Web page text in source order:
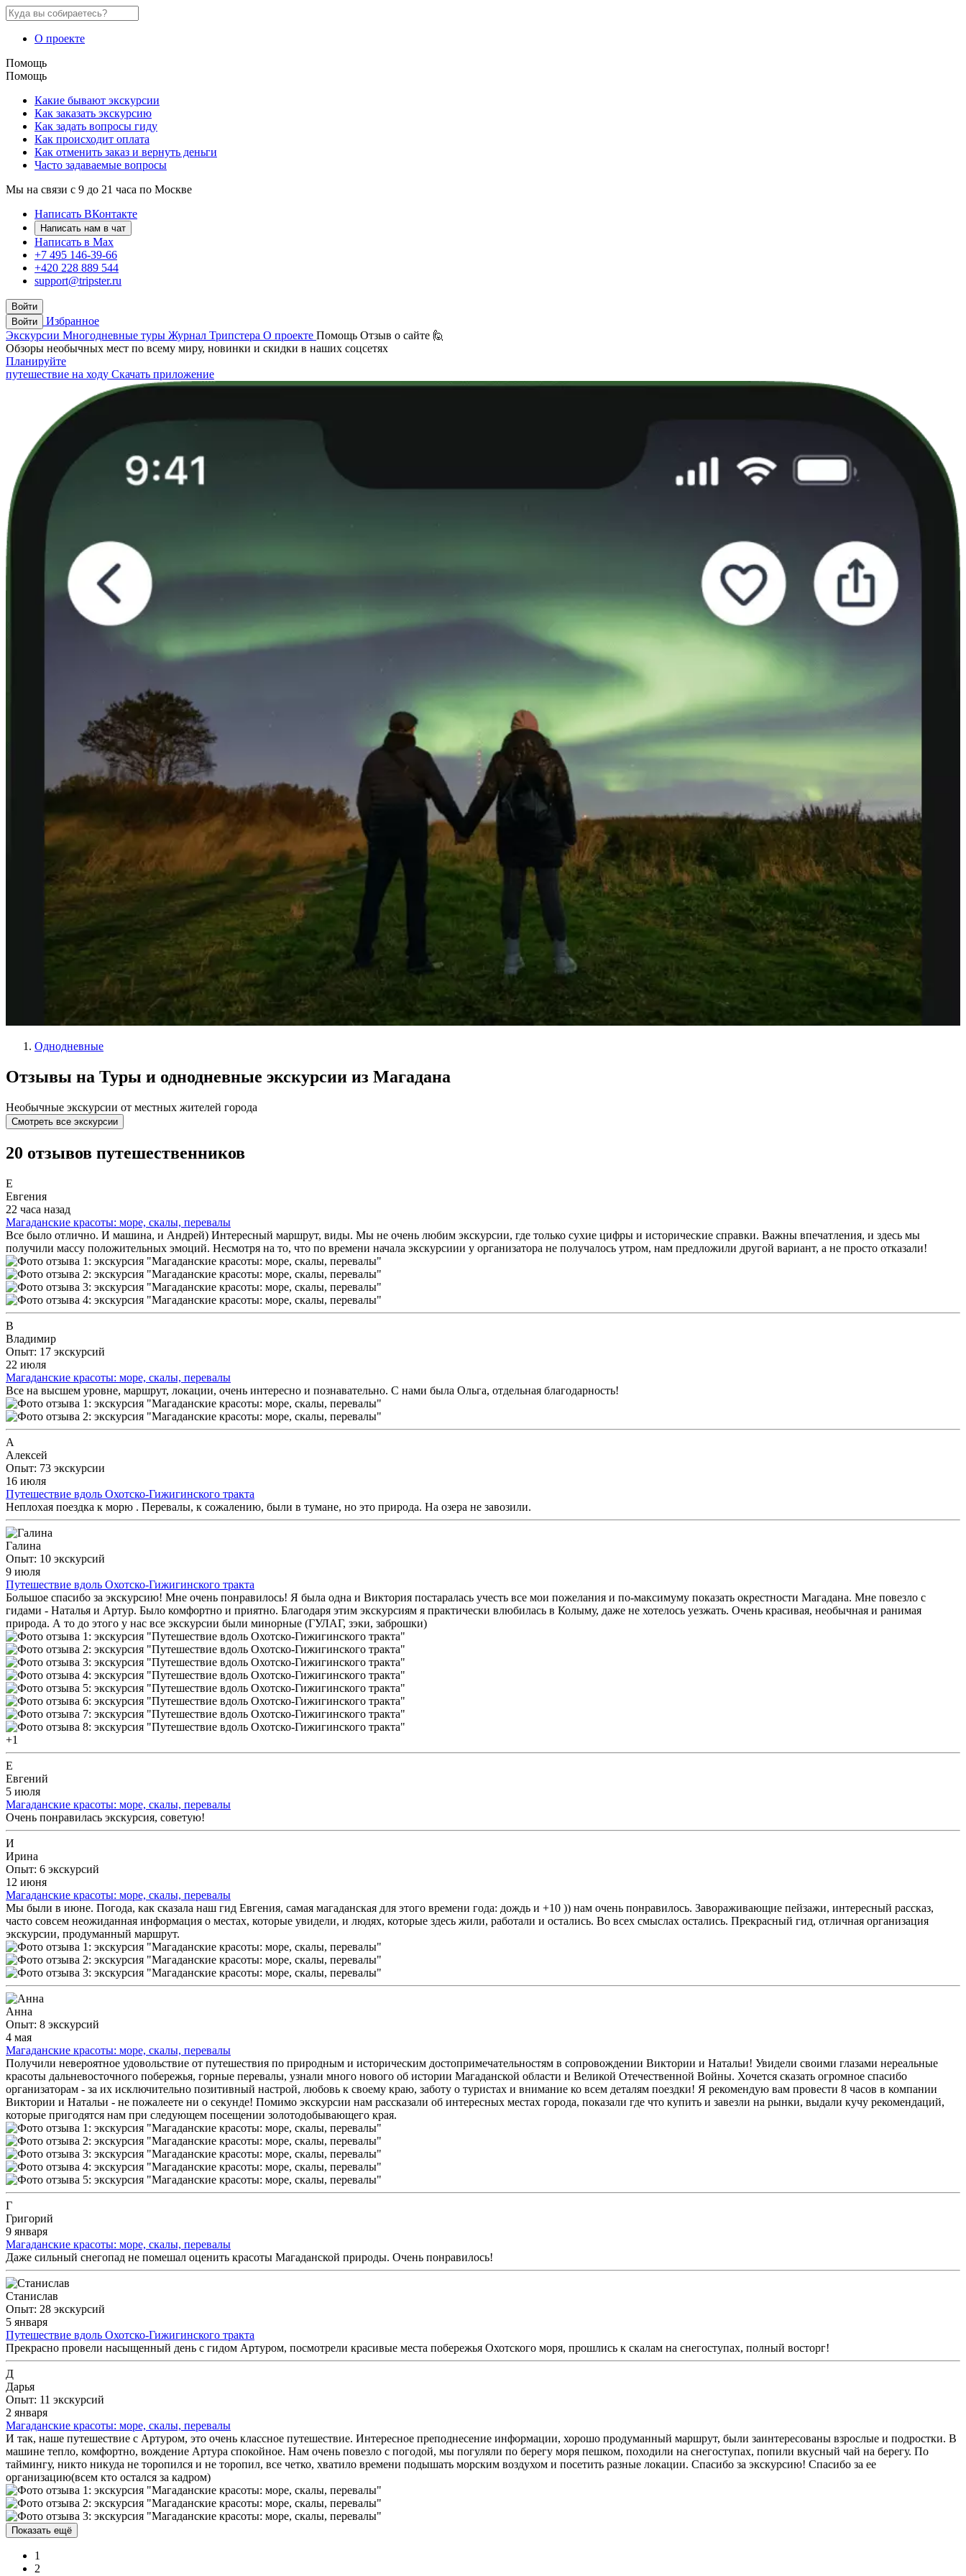
О проекте
Помощь
Помощь
Какие бывают экскурсии
Как заказать экскурсию
Как задать вопросы гиду
Как происходит оплата
Как отменить заказ и вернуть деньги
Часто задаваемые вопросы
Мы на связи с 9 до 21 часа по Москве
Написать ВКонтакте
Написать нам в чат
Написать в Max
+7 495 146-39-66
+420 228 889 544
support@tripster.ru
Войти
Войти
Избранное
Экскурсии Многодневные туры Журнал Трипстера О проекте Помощь Отзыв о сайте 🙋
Обзоры необычных мест по всему миру, новинки и скидки в наших соцсетях
Планируйте
путешествие на ходу Скачать приложение
Однодневные
Отзывы на Туры и однодневные экскурсии из Магадана
Необычные экскурсии от местных жителей города
Смотреть все экскурсии
20 отзывов путешественников
Е
Евгения
22 часа назад
Магаданские красоты: море, скалы, перевалы
Все было отлично. И машина, и Андрей) Интересный маршрут, виды. Мы не очень любим экскурсии, где только сухие цифры и исторические справки. Важны впечатления, и здесь мы
получили массу положительных эмоций. Несмотря на то, что по времени начала экскурсиии у организатора не получалось утром, нам предложили другой вариант, а не просто отказали!
В
Владимир
Опыт: 17 экскурсий
22 июля
Магаданские красоты: море, скалы, перевалы
Все на высшем уровне, маршрут, локации, очень интересно и познавательно. С нами была Ольга, отдельная благодарность!
А
Алексей
Опыт: 73 экскурсии
16 июля
Путешествие вдоль Охотско-Гижигинского тракта
Неплохая поездка к морю . Перевалы, к сожалению, были в тумане, но это природа. На озера не завозили.
Галина
Опыт: 10 экскурсий
9 июля
Путешествие вдоль Охотско-Гижигинского тракта
Большое спасибо за экскурсию! Мне очень понравилось! Я была одна и Виктория постаралась учесть все мои пожелания и по-максимуму показать окрестности Магадана. Мне повезло с
гидами - Наталья и Артур. Было комфортно и приятно. Благодаря этим экскурсиям я практически влюбилась в Колыму, даже не хотелось уезжать. Очень красивая, необычная и ранимая
природа. А то до этого у нас все экскурсии были минорные (ГУЛАГ, зэки, заброшки)
+1
Е
Евгений
5 июля
Магаданские красоты: море, скалы, перевалы
Очень понравилась экскурсия, советую!
И
Ирина
Опыт: 6 экскурсий
12 июня
Магаданские красоты: море, скалы, перевалы
Мы были в июне. Погода, как сказала наш гид Евгения, самая магаданская для этого времени года: дождь и +10 )) нам очень понравилось. Завораживающие пейзажи, интересный рассказ,
часто совсем неожиданная информация о местах, которые увидели, и людях, которые здесь жили, работали и остались. Во всех смыслах остались. Прекрасный гид, отличная организация
экскурсии, продуманный маршрут.
Анна
Опыт: 8 экскурсий
4 мая
Магаданские красоты: море, скалы, перевалы
Получили невероятное удовольствие от путешествия по природным и историческим достопримечательностям в сопровождении Виктории и Натальи! Увидели своими глазами нереальные
красоты дальневосточного побережья, горные перевалы, узнали много нового об истории Магаданской области и Великой Отечественной Войны. Хочется сказать огромное спасибо
организаторам - за их исключительно позитивный настрой, любовь к своему краю, заботу о туристах и внимание ко всем деталям поездки! Я рекомендую вам провести 8 часов в компании
Виктории и Натальи - не пожалеете ни о секунде! Помимо экскурсии нам рассказали об интересных местах города, показали где что купить и завезли на рынки, выдали кучу рекомендаций,
которые пригодятся нам при следующем посещении золотодобывающего края.
Г
Григорий
9 января
Магаданские красоты: море, скалы, перевалы
Даже сильный снегопад не помешал оценить красоты Магаданской природы. Очень понравилось!
Станислав
Опыт: 28 экскурсий
5 января
Путешествие вдоль Охотско-Гижигинского тракта
Прекрасно провели насыщенный день с гидом Артуром, посмотрели красивые места побережья Охотского моря, прошлись к скалам на снегоступах, полный восторг!
Д
Дарья
Опыт: 11 экскурсий
2 января
Магаданские красоты: море, скалы, перевалы
И так, наше путешествие с Артуром, это очень классное путешествие. Интересное преподнесение информации, хорошо продуманный маршрут, были заинтересованы взрослые и подростки. В
машине тепло, комфортно, вождение Артура спокойное. Нам очень повезло с погодой, мы погуляли по берегу моря пешком, походили на снегоступах, попили вкусный чай на берегу. По
таймингу, никто никуда не торопился и не торопил, все четко, хватило времени подышать морским воздухом и посетить разные локации. Спасибо за экскурсию! Спасибо за ее
организацию(всем кто остался за кадром)
Показать ещё
1
2